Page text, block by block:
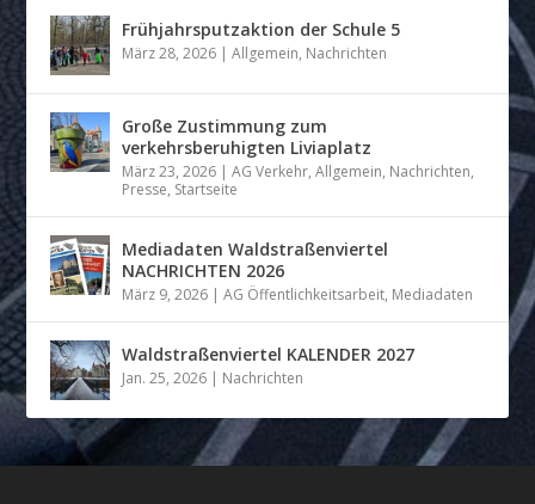
Frühjahrsputzaktion der Schule 5
März 28, 2026 |Allgemein, Nachrichten
Große Zustimmung zum
verkehrsberuhigten Liviaplatz
März 23, 2026 |AG Verkehr,Allgemein, Nachrichten,
Presse, Startseite
Mediadaten Waldstraßenviertel
NACHRICHTEN 2026
März 9, 2026 |AG Öffentlichkeitsarbeit, Mediadaten
Waldstraßenviertel KALENDER 2027
Jan. 25, 2026 | Nachrichten